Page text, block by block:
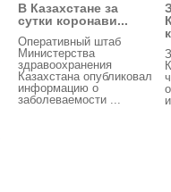
В Казахстане за
сутки коронави...
Оперативный штаб
Министерства
здравоохранения
Казахстана опубликовал
информацию о
заболеваемости ...